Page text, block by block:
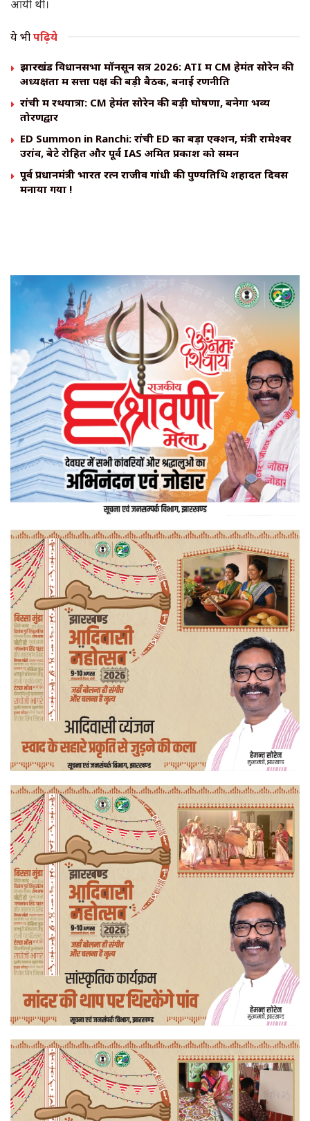
आयी थी।
ये भीपढ़िये
झारखंड विधानसभा मॉनसून सत्र 2026: ATI में CM हेमंत सोरेन की
अध्यक्षता में सत्ता पक्ष की बड़ी बैठक, बनाई रणनीति
रांची में रथयात्रा: CM हेमंत सोरेन की बड़ी घोषणा, बनेगा भव्य
तोरणद्वार
ED Summon in Ranchi: रांची ED का बड़ा एक्शन, मंत्री रामेश्वर
उरांव, बेटे रोहित और पूर्व IAS अमित प्रकाश को समन
पूर्व प्रधानमंत्री भारत रत्न राजीव गांधी की पुण्यतिथि शहादत दिवस
मनाया गया !